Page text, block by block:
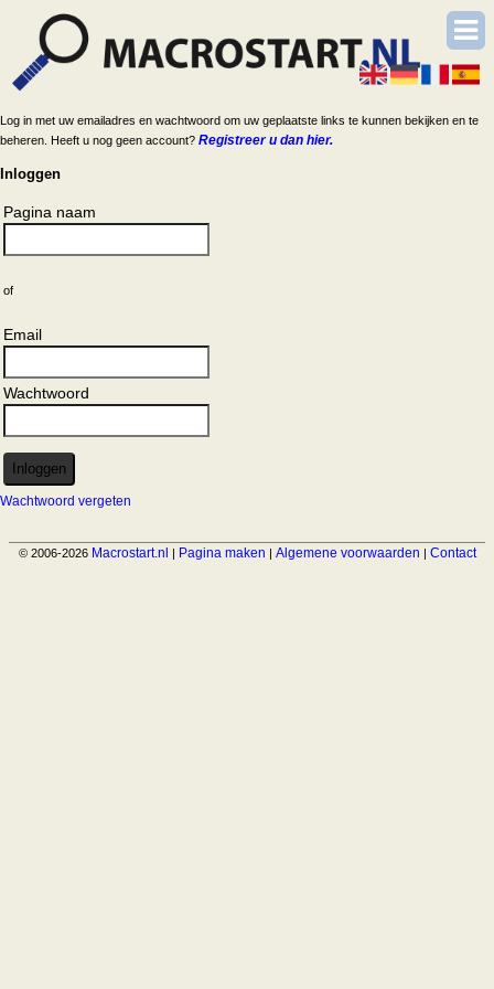
Log in met uw emailadres en wachtwoord om uw geplaatste links te kunnen bekijken en te
beheren. Heeft u nog geen account? Registreer u dan hier.
Inloggen
Pagina naam
of
Email
Wachtwoord
Wachtwoord vergeten
© 2006-2026 Macrostart.nl | Pagina maken | Algemene voorwaarden | Contact